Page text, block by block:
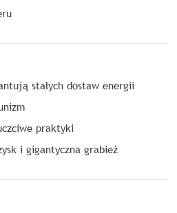
stałych dostaw energii
praktyki
i gigantyczna grabież